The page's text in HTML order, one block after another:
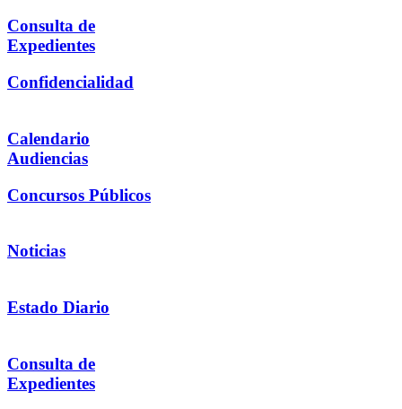
Consulta de
Expedientes
Confidencialidad
Calendario
Audiencias
Concursos Públicos
Noticias
Estado Diario
Consulta de
Expedientes